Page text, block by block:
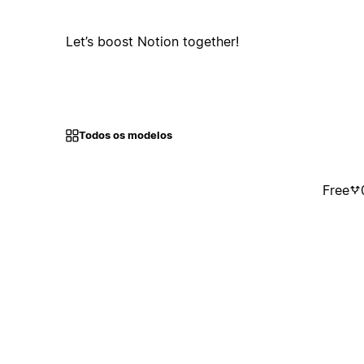
Let’s boost Notion together!
Todos os modelos
Free